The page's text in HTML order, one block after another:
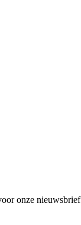
onze nieuwsbrief